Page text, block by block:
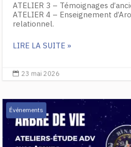
ATELIER 3 – Témoignages
ATELIER 4 – Enseignement
relationnel.
LIRE LA SUITE »
 23 mai 2026
Événements